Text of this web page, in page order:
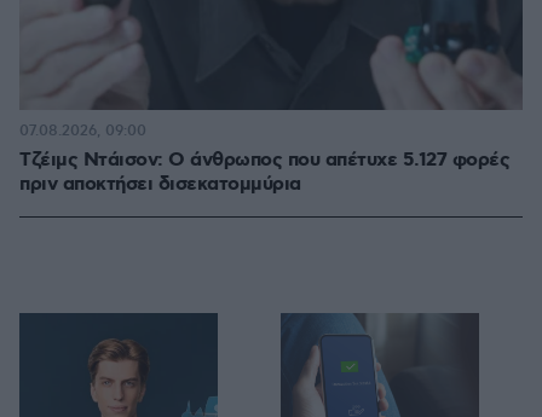
Τζέιμς Ντάισον: Ο άνθρωπος που απέτυχε 5.127 φορές
πριν αποκτήσει δισεκατομμύρια
07.08.2026, 09:00